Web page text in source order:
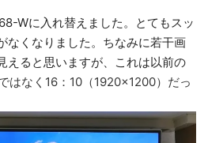
Wに入れ替えました。とてもスッ
なくなりました。ちなみに若干画
えると思いますが、これは以前の
はなく16：10（1920×1200）だっ